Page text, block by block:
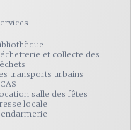
et collecte des
transports urbains
salle des fêtes
locale